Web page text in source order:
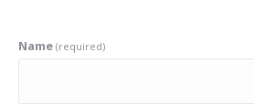
Name (required)